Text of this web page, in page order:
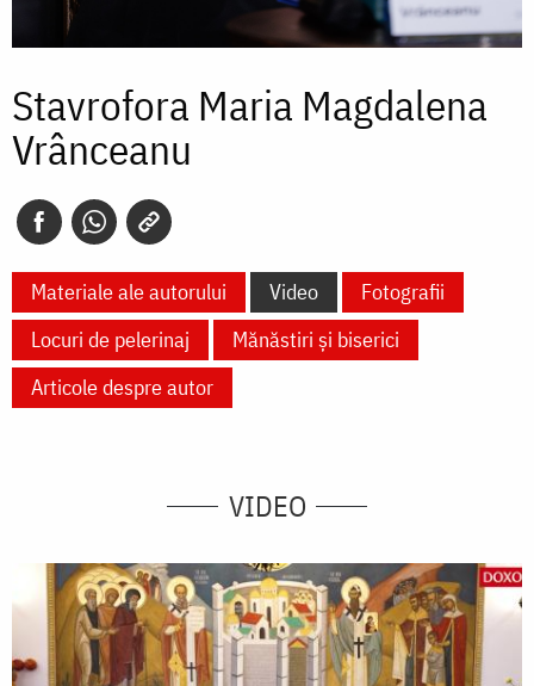
Stavrofora Maria Magdalena
Vrânceanu
Materiale ale autorului Video
Fotografii
Locuri de pelerinaj
Mănăstiri și biserici
Articole despre autor
VIDEO